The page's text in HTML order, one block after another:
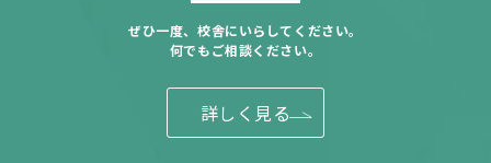
ぜひ一度、校舎にいらしてください。
何でもご相談ください。
詳しく見る